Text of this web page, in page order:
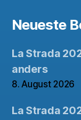
Neueste
La Strada
anders
8. August 2026
La Strada